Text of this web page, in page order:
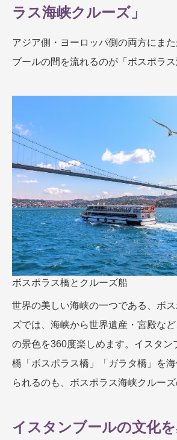
ラス海峡クルーズ」
アジア側・ヨーロッパ側の両方にま
ブールの間を流れるのが「ボスポラス
ボスポラス橋とクルーズ船
世界の美しい海峡の一つである、ボ
ズでは、海峡から世界遺産・宮殿な
の景色を360度楽しめます。イスタン
橋「ボスポラス橋」「ガラタ橋」を
られるのも、ボスポラス海峡クルーズ
イスタンブールの文化